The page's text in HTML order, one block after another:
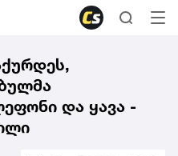
და ყავა -